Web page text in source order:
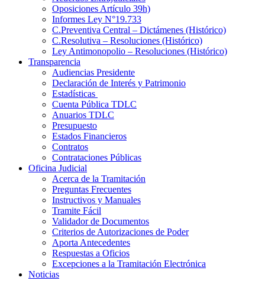
Oposiciones Artículo 39h)
Informes Ley N°19.733
C.Preventiva Central – Dictámenes (Histórico)
C.Resolutiva – Resoluciones (Histórico)
Ley Antimonopolio – Resoluciones (Histórico)
Transparencia
Audiencias Presidente
Declaración de Interés y Patrimonio
Estadísticas
Cuenta Pública TDLC
Anuarios TDLC
Presupuesto
Estados Financieros
Contratos
Contrataciones Públicas
Oficina Judicial
Acerca de la Tramitación
Preguntas Frecuentes
Instructivos y Manuales
Tramite Fácil
Validador de Documentos
Criterios de Autorizaciones de Poder
Aporta Antecedentes
Respuestas a Oficios
Excepciones a la Tramitación Electrónica
Noticias